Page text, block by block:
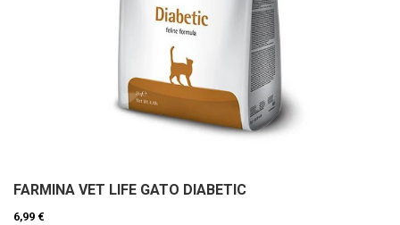
FARMINA VET LIFE GATO DIABETIC
6,99 €